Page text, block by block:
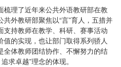
梳理了近年来公共外语教研部在教
外教研部聚焦以“言”育人，五措并
持教师在教学、科研、赛事活动
的实现，也让部门取得系列骄人
全体教师团结协作、不懈努力的结
求卓越”理念的体现。